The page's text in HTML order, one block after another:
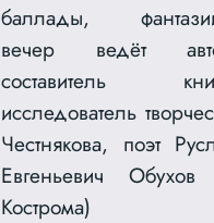
баллады,
вечер ведёт
составитель
исследователь
Честнякова, поэт
Евгеньевич Обухов
Кострома)